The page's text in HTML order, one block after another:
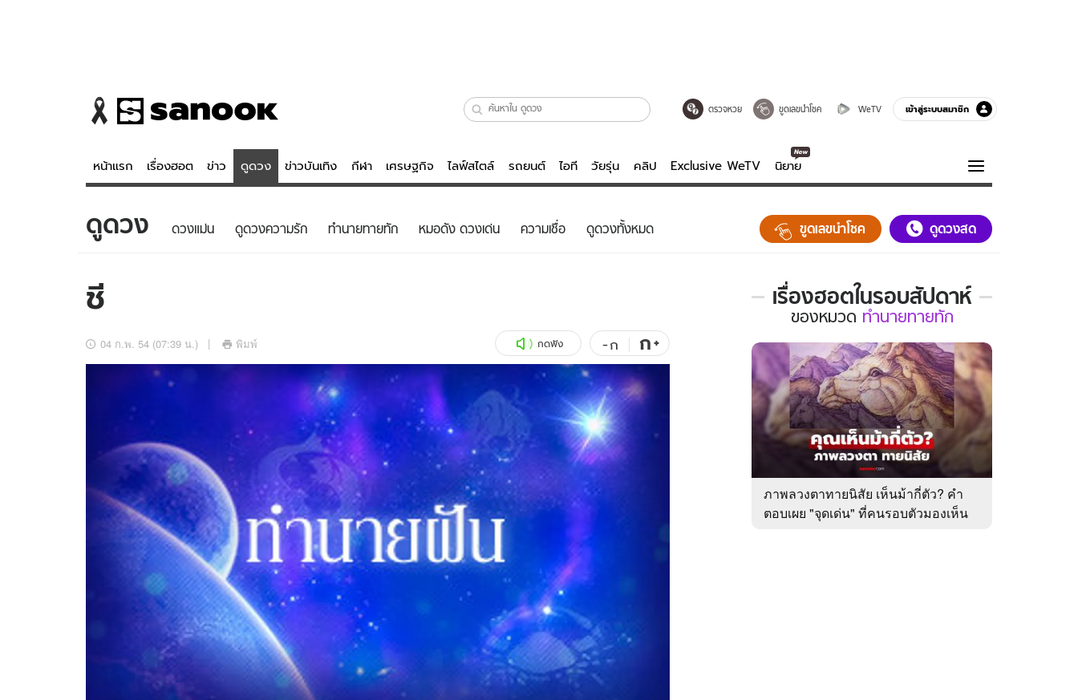
ตรวจหวย ขูดเลขนำโชค WeTV เข้าสู่ระบบสมาชิก
หน้าแรก เรื่องฮอต ข่าว ดูดวง ข่าวบันเทิง กีฬา เศรษฐกิจ ไลฟ์สไตล์ รถยนต์ ไอที วัยรุ่น คลิป Exclusive WeTV นิยาย
ข่าว
เช็กข่าวชัวร์
ดูดวง - ตรวจหวย ไลฟ์สไตล์
รถยนต์
เที่ยว-กิน
Tasteful Thailand
Sanook Choice
คลิป
พอดแคสต์
Exclusive WeTV
ความรู้รอบตัว
ฮาวทู
ดาวน์โหลดสนุกแอปฟรี ติดตามสนุกโซเชียลได้ที่
สงวนลิขสิทธิ์ ©2569 บริษัท อิมเมจ ฟิวเจอร์ (ประเทศไทย) จำกัด
ดูดวง ดวงแม่น ดูดวงความรัก ทํานายทายทัก หมอดัง ดวงเด่น ความเชื่อ ดูดวงทั้งหมด ขูดเลขนำโชค ดูดวงสด
ชี
04 ก.พ. 54 (07:39 น.) พิมพ์ กดฟัง -ก ก+
เรื่องฮอตในรอบสัปดาห์
เรื่อง
ใน
รอบ
สัปดาห์
ของ
หมวด
ทำนาย
ทาย
ของหมวด ทำนายทายทัก
ภาพลวงตาทายนิสัย เห็นม้ากี่ตัว? คำ
ตอบเผย "จุดเด่น" ที่คนรอบตัวมองเห็น